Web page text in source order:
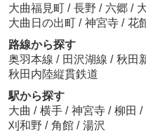
大曲福見町 / 長野 / 六郷 /
大曲日の出町 / 神宮寺 / 花
路線から探す
奥羽本線 / 田沢湖線 / 秋田
秋田内陸縦貫鉄道
駅から探す
大曲 / 横手 / 神宮寺 / 柳田 /
刈和野 / 角館 / 湯沢